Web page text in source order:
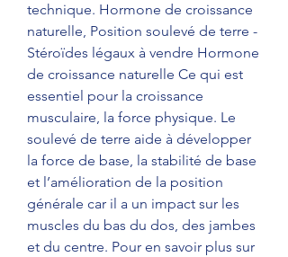
technique. Hormone de croissance
naturelle, Position soulevé de terre -
Stéroïdes légaux à vendre Hormone
de croissance naturelle Ce qui est
essentiel pour la croissance
musculaire, la force physique. Le
soulevé de terre aide à développer
la force de base, la stabilité de base
et l’amélioration de la position
générale car il a un impact sur les
muscles du bas du dos, des jambes
et du centre. Pour en savoir plus sur